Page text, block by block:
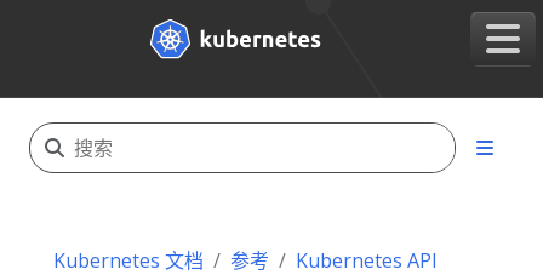
Kubernetes 文档 参考
Kubernetes API